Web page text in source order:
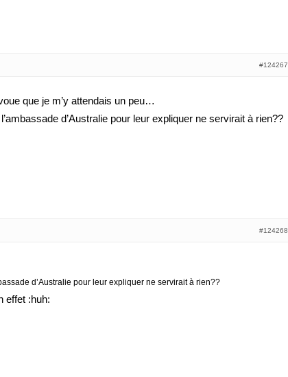
#124267
que je m’y attendais un peu…
d’Australie pour leur expliquer ne servirait à rien??
#124268
d’Australie pour leur expliquer ne servirait à rien??
effet :huh: